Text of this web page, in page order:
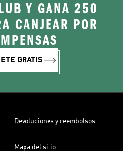
Y GANA 250
CANJEAR POR
GRATIS
Devoluciones y reembolsos
Mapa del sitio